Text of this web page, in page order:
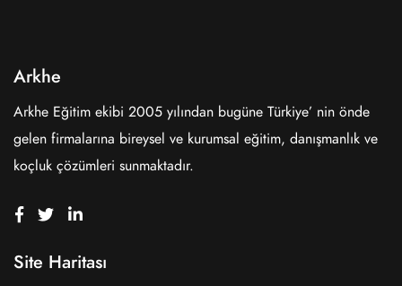
Arkhe
Arkhe Eğitim ekibi 2005 yılından bugüne Türkiye’ nin önde
gelen firmalarına bireysel ve kurumsal eğitim, danışmanlık ve
koçluk çözümleri sunmaktadır.
Site Haritası